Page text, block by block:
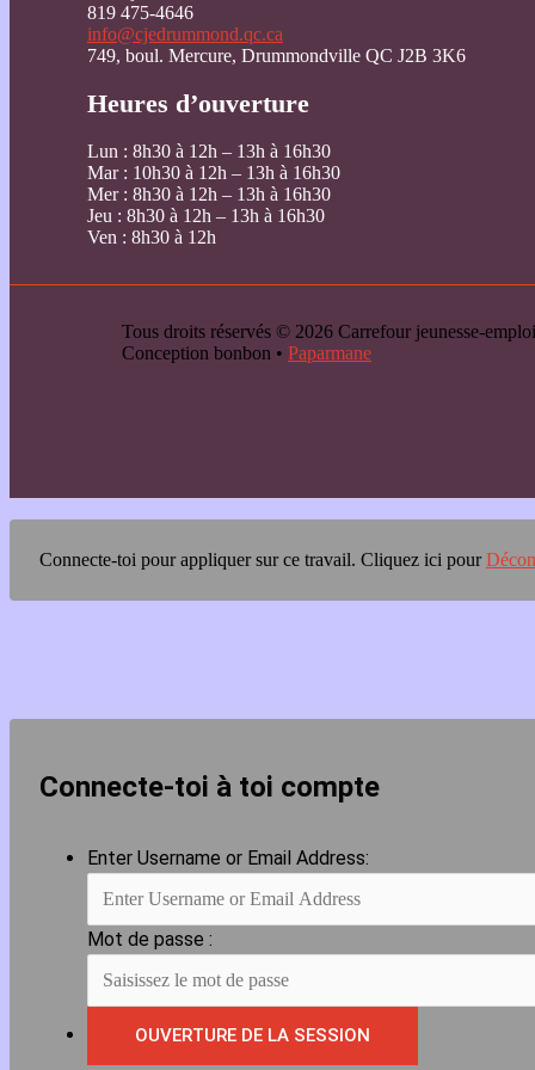
819 475-4646
info@cjedrummond.qc.ca
749, boul. Mercure, Drummondville QC J2B 3K6
Heures d’ouverture
Lun : 8h30 à 12h – 13h à 16h30
Mar : 10h30 à 12h – 13h à 16h30
Mer : 8h30 à 12h – 13h à 16h30
Jeu : 8h30 à 12h – 13h à 16h30
Ven : 8h30 à 12h
Tous droits réservés © 2026 Carrefour jeunesse-
Conception bonbon • Paparmane
Connecte-toi pour appliquer sur ce travail. Cliquez ici pour
Connecte-toi à toi compte
Enter Username or Email Address:
Mot de passe :